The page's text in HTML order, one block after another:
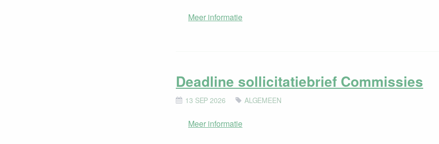
Meer informatie
Deadline sollicitatiebrief Commissies
13 SEP 2026 ALGEMEEN
Meer informatie